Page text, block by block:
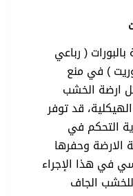
( رباعي
) في منع
ارضة الخشب
قد توفر
التحكم في
الارضة وحفرها
في هذا الإجراء
الجاف